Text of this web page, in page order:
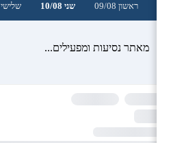
ראשון 09/08 שני 10/08 שלישי 11/08
מאתר נסיעות ומפעילים...